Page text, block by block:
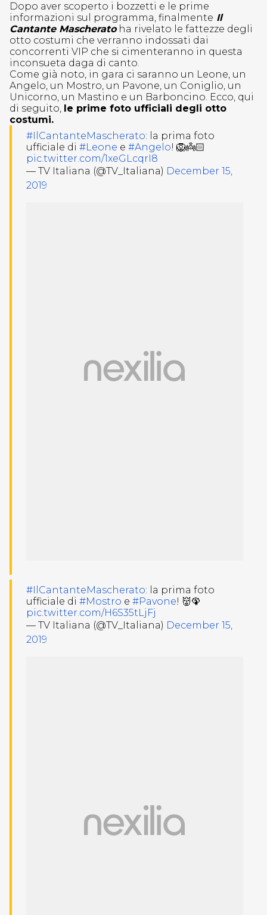
Dopo aver scoperto i bozzetti e le prime
informazioni sul programma, finalmente Il
Cantante Mascheratoha rivelato le fattezze degli
otto costumi che verranno indossati dai
concorrenti VIP che si cimenteranno in questa
inconsueta daga di canto.
Come già noto, in gara ci saranno un Leone, un
Angelo, un Mostro, un Pavone, un Coniglio, un
Unicorno, un Mastino e un Barboncino. Ecco, qui
di seguito, le prime foto ufficiali degli otto
costumi.
#IlCantanteMascherato: la prima foto
ufficiale di #Leone e #Angelo! 🦁👼🏻
pic.twitter.com/1xeGLcqrI8
— TV Italiana (@TV_Italiana) December 15,
2019
#IlCantanteMascherato: la prima foto
ufficiale di #Mostro e #Pavone! 👹🦚
pic.twitter.com/H6S35tLjFj
— TV Italiana (@TV_Italiana) December 15,
2019